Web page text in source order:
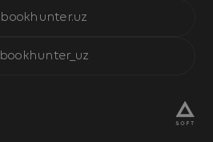
bookhunter.uz
bookhunter_uz